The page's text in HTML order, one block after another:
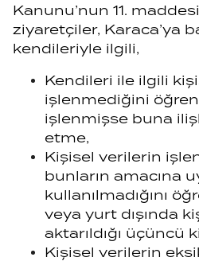
Kanunu’nun 11.
ziyaretçiler, Karaca’ya
kendileriyle ilgili,
Kendileri ile ilgili
işlenmediğini
işlenmişse buna
etme,
Kişisel verilerin
bunların amacına
kullanılmadığını
veya yurt dışında
aktarıldığı üçüncü
Kişisel verilerin